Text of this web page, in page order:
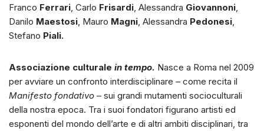
Franco Ferrari , Carlo Frisardi , Alessandra Giovannoni
Danilo Maestosi , Mauro Magni , Alessandra Pedonesi
Stefano Piali.
Associazione culturale in tempo. Nasce a Roma nel 2009
per avviare un confronto interdisciplinare – come recita il
Manifesto fondativo – sui grandi mutamenti socioculturali
della nostra epoca. Tra i suoi fondatori figurano artisti ed
esponenti del mondo dell’arte e di altri ambiti disciplinari, tra